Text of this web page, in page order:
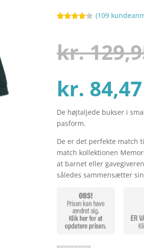
baseret
på
kundebedø
(109
kr.
kr. 84,47
De højtaljede bukser i
pasform.
De er det perfekte match
match kollektionen
at barnet eller
således sammensætter